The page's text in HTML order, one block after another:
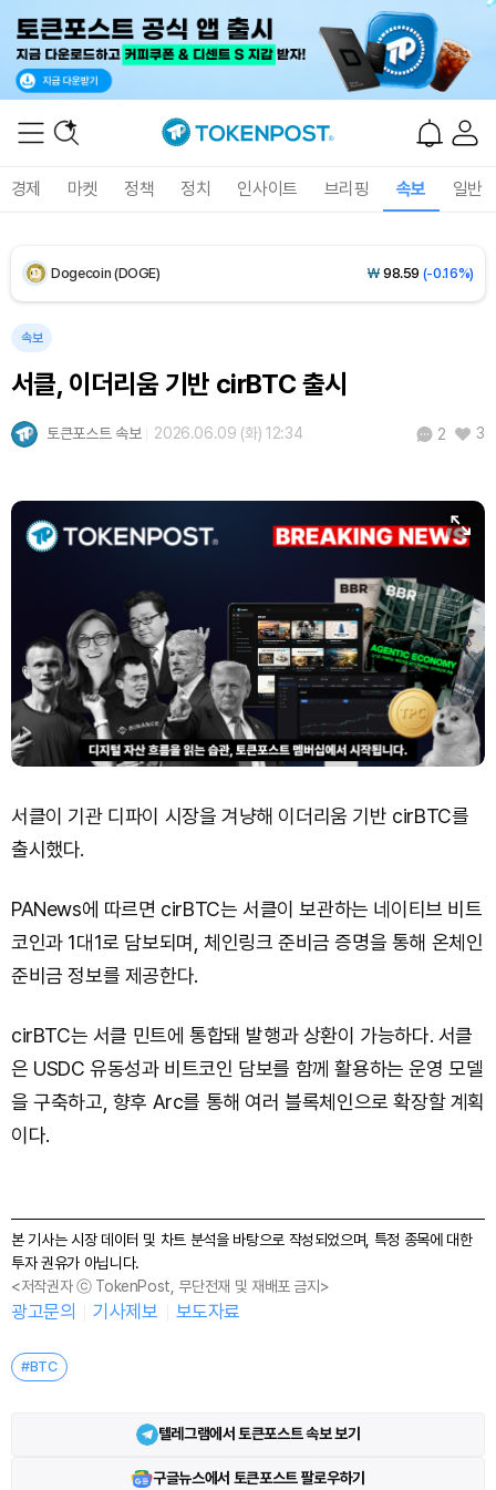
경제 마켓 정책 정치 인사이트 브리핑 속보 일반
XRP (XRP) ₩ 1,460(+0.18%)
Dogecoin (DOGE) ₩ 98.59 (-0.16%)
속보
서클, 이더리움 기반 cirBTC 출시
토큰포스트 속보 2026.06.09 (화) 12:34 2 3
서클이 기관 디파이 시장을 겨냥해 이더리움 기반 cirBTC를
출시했다.
PANews에 따르면 cirBTC는 서클이 보관하는 네이티브 비트
코인과 1대1로 담보되며, 체인링크 준비금 증명을 통해 온체인
준비금 정보를 제공한다.
cirBTC는 서클 민트에 통합돼 발행과 상환이 가능하다. 서클
은 USDC 유동성과 비트코인 담보를 함께 활용하는 운영 모델
을 구축하고, 향후 Arc를 통해 여러 블록체인으로 확장할 계획
이다.
본 기사는 시장 데이터 및 차트 분석을 바탕으로 작성되었으며, 특정 종목에 대한
투자 권유가 아닙니다.
<저작권자 ⓒ TokenPost, 무단전재 및 재배포 금지>
광고문의 기사제보 보도자료
#BTC
텔레그램에서 토큰포스트 속보 보기
구글뉴스에서 토큰포스트 팔로우하기